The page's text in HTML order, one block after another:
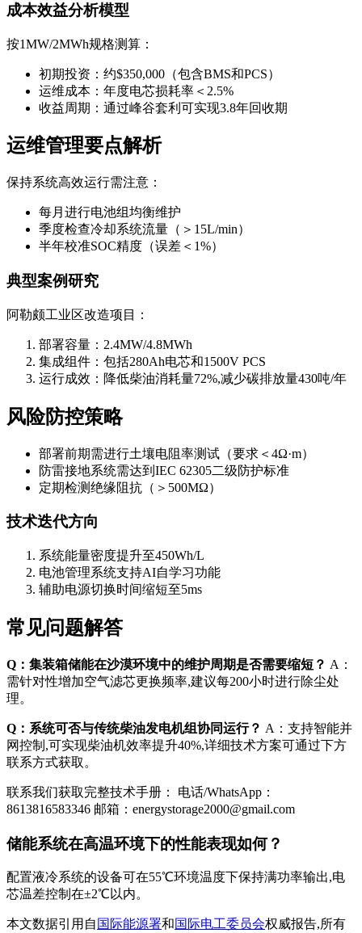
成本效益分析模型
按1MW/2MWh规格测算：
初期投资：约$350,000（包含BMS和PCS）
运维成本：年度电芯损耗率＜2.5%
收益周期：通过峰谷套利可实现3.8年回收期
运维管理要点解析
保持系统高效运行需注意：
每月进行电池组均衡维护
季度检查冷却系统流量（＞15L/min）
半年校准SOC精度（误差＜1%）
典型案例研究
阿勒颇工业区改造项目：
部署容量：2.4MW/4.8MWh
集成组件：包括280Ah电芯和1500V PCS
运行成效：降低柴油消耗量72%,减少碳排放量430吨/年
风险防控策略
部署前期需进行土壤电阻率测试（要求＜4Ω·m）
防雷接地系统需达到IEC 62305二级防护标准
定期检测绝缘阻抗（＞500MΩ）
技术迭代方向
系统能量密度提升至450Wh/L
电池管理系统支持AI自学习功能
辅助电源切换时间缩短至5ms
常见问题解答
Q：集装箱储能在沙漠环境中的维护周期是否需要缩短？ A：
需针对性增加空气滤芯更换频率,建议每200小时进行除尘处
理。
Q：系统可否与传统柴油发电机组协同运行？ A：支持智能并
网控制,可实现柴油机效率提升40%,详细技术方案可通过下方
联系方式获取。
联系我们获取完整技术手册： 电话/WhatsApp：
8613816583346 邮箱： energystorage2000@gmail.com
储能系统在高温环境下的性能表现如何？
配置液冷系统的设备可在55℃环境温度下保持满功率输出,电
芯温差控制在±2℃以内。
本文数据引用自 国际能源署和国际电工委员会权威报告,所有